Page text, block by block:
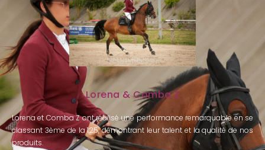
Lorena & Comba Z
Lorena et Comba Z ont réalisé une performance remarquable en se
classant 3ème de la 125, démontrant leur talent et la qualité de nos
produits.